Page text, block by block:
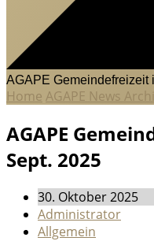
AGAPE Gemeindefreizeit
Home AGAPE News
AGAPE
Sept. 2025
30. Oktober 2025
Administrator
Allgemein